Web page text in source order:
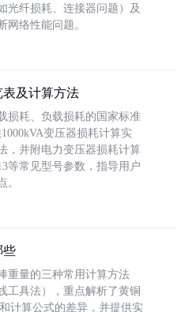
光纤损耗、连接器问题）及
网络性能问题。
及计算方法
损耗、负载损耗的国家标准
1000kVA变压器损耗计算实
，并附电力变压器损耗计算
等常见型号参数，指导用户
。
些
重量的三种常用计算方法
工具法），重点解析了黄铜
计算公式的差异，并提供实